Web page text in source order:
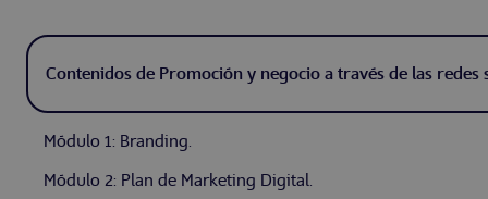
Contenidos de Promoción y negocio a través de las redes
Módulo 1: Branding.
Módulo 2: Plan de Marketing Digital.